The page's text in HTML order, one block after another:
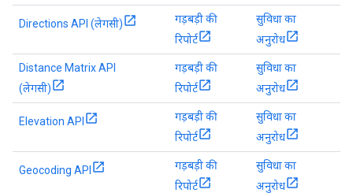
Directions API (लेगसी)
गड़बड़ी की
रिपोर्ट
सुविधा का
अनुरोध
Distance Matrix API
(लेगसी)
गड़बड़ी की
रिपोर्ट
सुविधा का
अनुरोध
Elevation API
गड़बड़ी की
रिपोर्ट
सुविधा का
अनुरोध
Geocoding API
गड़बड़ी की
रिपोर्ट
सुविधा का
अनुरोध